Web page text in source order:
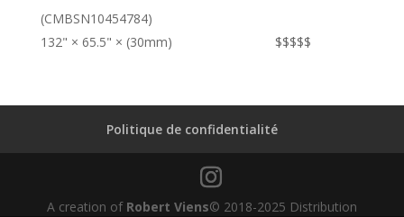
(CMBSN10454784)
132" × 65.5" × (30mm)
$$$$$
Politique de confidentialité
A creation of Robert Viens© 2018-2025 Distribution